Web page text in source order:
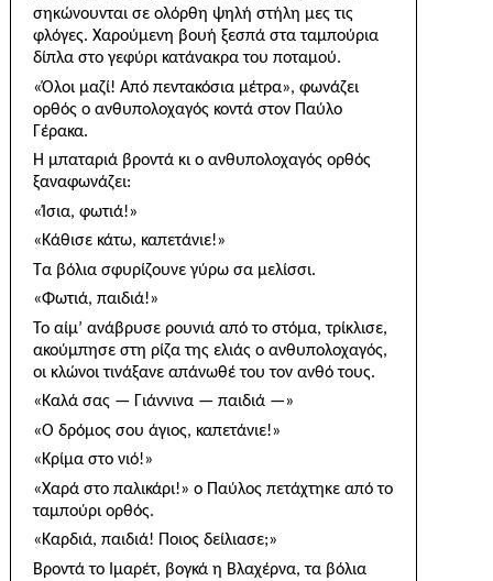
σηκώνουνται σε ολόρθη ψηλή στήλη μες τις
φλόγες. Χαρούμενη βουή ξεσπά στα ταμπούρια
δίπλα στο γεφύρι κατάνακρα του ποταμού.
«Όλοι μαζί! Από πεντακόσια μέτρα», φωνάζει
ορθός ο ανθυπολοχαγός κοντά στον Παύλο
Γέρακα.
Η μπαταριά βροντά κι ο ανθυπολοχαγός ορθός
ξαναφωνάζει:
«Ίσια, φωτιά!»
«Κάθισε κάτω, καπετάνιε!»
Τα βόλια σφυρίζουνε γύρω σα μελίσσι.
«Φωτιά, παιδιά!»
Το αίμ’ ανάβρυσε ρουνιά από το στόμα, τρίκλισε,
ακούμπησε στη ρίζα της ελιάς ο ανθυπολοχαγός,
οι κλώνοι τινάξανε απάνωθέ του τον ανθό τους.
«Καλά σας — Γιάννινα — παιδιά —»
«Ο δρόμος σου άγιος, καπετάνιε!»
«Κρίμα στο νιό!»
«Χαρά στο παλικάρι!» ο Παύλος πετάχτηκε από το
ταμπούρι ορθός.
«Καρδιά, παιδιά! Ποιος δείλιασε;»
Βροντά το Ιμαρέτ, βογκά η Βλαχέρνα, τα βόλια